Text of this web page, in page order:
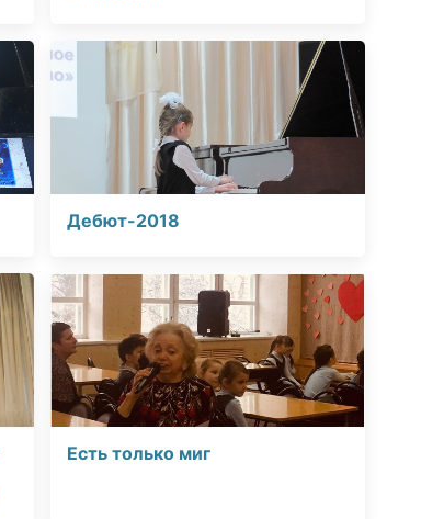
Дебют-2018
Есть только миг